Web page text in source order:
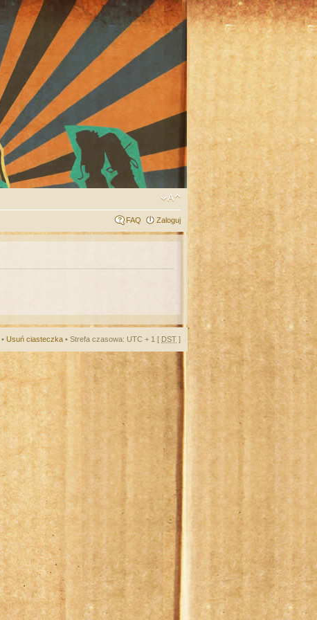
FAQ Zaloguj
• Usuń ciasteczka • Strefa czasowa: UTC + 1 [ DST ]